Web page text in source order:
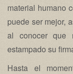
material humano
puede ser mejor,
al conocer que
estampado su
Hasta el